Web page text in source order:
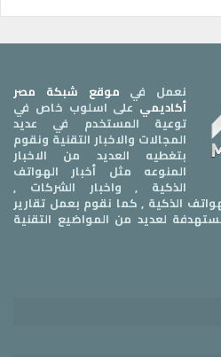
نعمل في موقع شبكة مصر
أكاديميعلى اسلوب خاص في
توعية المستخدم في عديد
المجالات والاخبار التقنية ونقوم
بتغطيه العديد من الاخبار
المنوعه مثل أخبار الهواتف
الذكية , واخبار الشركات ,
الذكية , كما نقوم بعمل تقارير
لعديد من المواضيع التقنية